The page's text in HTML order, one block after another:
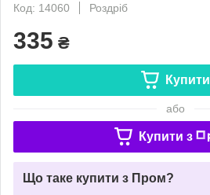
Код: 14060
Роздріб
335 ₴
Купити
або
Купити з
Що таке купити з Пром?